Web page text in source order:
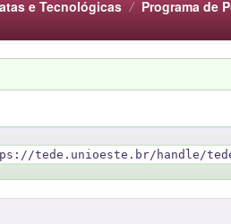
e Tecnológicas
Programa de
tede.unioeste.br/handle/